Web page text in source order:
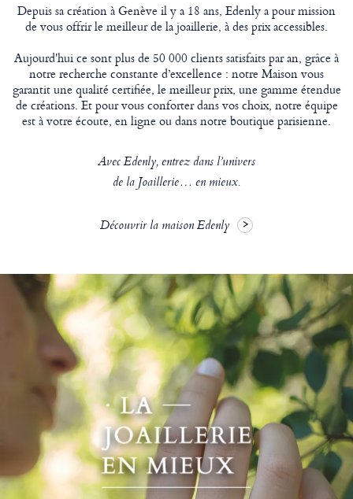
Depuis sa création à Genève il y a 18 ans, Edenly a pour mission
de vous offrir le meilleur de la joaillerie, à des prix accessibles.
Aujourd'hui ce sont plus de 50 000 clients satisfaits par an, grâce à
notre recherche constante d’excellence : notre Maison vous
garantit une qualité certifiée, le meilleur prix, une gamme étendue
de créations. Et pour vous conforter dans vos choix, notre équipe
est à votre écoute, en ligne ou dans notre boutique parisienne.
Avec Edenly, entrez dans l’univers
de la Joaillerie… en mieux.
Découvrir la maison Edenly